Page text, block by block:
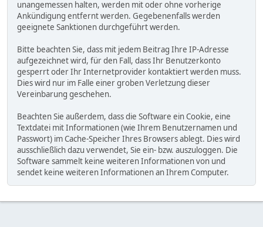
unangemessen halten, werden mit oder ohne vorherige
Ankündigung entfernt werden. Gegebenenfalls werden
geeignete Sanktionen durchgeführt werden.
Bitte beachten Sie, dass mit jedem Beitrag Ihre IP-Adresse
aufgezeichnet wird, für den Fall, dass Ihr Benutzerkonto
gesperrt oder Ihr Internetprovider kontaktiert werden muss.
Dies wird nur im Falle einer groben Verletzung dieser
Vereinbarung geschehen.
Beachten Sie außerdem, dass die Software ein Cookie, eine
Textdatei mit Informationen (wie Ihrem Benutzernamen und
Passwort) im Cache-Speicher Ihres Browsers ablegt. Dies wird
ausschließlich dazu verwendet, Sie ein- bzw. auszuloggen. Die
Software sammelt keine weiteren Informationen von und
sendet keine weiteren Informationen an Ihrem Computer.